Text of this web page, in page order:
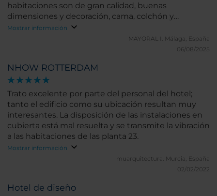
habitaciones son de gran calidad, buenas
dimensiones y decoración, cama, colchón y
almohadas perfectas. Baño muy cómodo, agradable
y bien dotado de toallas y productos (jabón,
champú y cremas). La habitación se complementa
gran tamaño. El servicio de limpieza impecable. El
desayuno permite muchas opciones, desayunos
equilibrados, dietéticos, desayunos habituales y
desayunos muy completos de los de "un día es un
día" que tomando como base un buen desayuno
inglés puede complementarse con otros variados
"elementos" y saltarnos la dieta. Espectacular la
preparación al momento de una versión saludable
del "ice roll" sobre placa metálica congelada con
fruta fresca de gran calidad y crema de yogur en
que destacar el gastrobar Elvy con muy buena
Mostrar información
MAYORAL I.
Málaga, España
06/08/2025
NHOW ROTTERDAM
Trato excelente por parte del personal del hotel;
tanto el edificio como su ubicación resultan muy
interesantes. La disposición de las instalaciones en
cubierta está mal resuelta y se transmite la vibración
a las habitaciones de las planta 23.
Mostrar información
muarquitectura. Murcia, España
02/02/2022
Hotel de diseño